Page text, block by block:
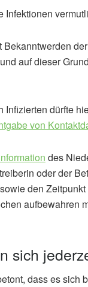
Infektionen
auf dieser
Infizierten dürfte
von
des
oder der
den
aufbewahren
sich
dass es